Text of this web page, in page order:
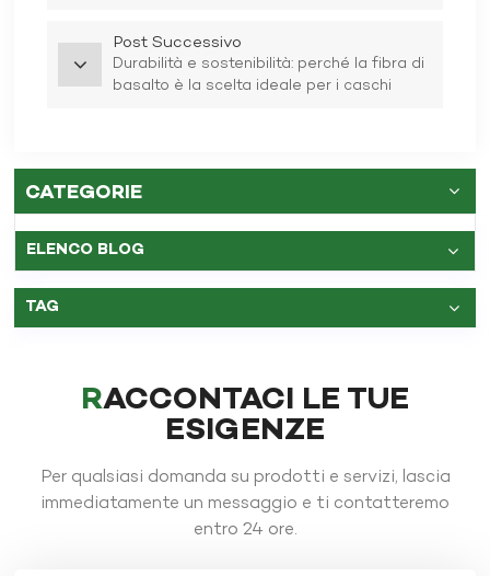
Post Successivo
Durabilità e sostenibilità: perché la fibra di
basalto è la scelta ideale per i caschi
CATEGORIE
ELENCO BLOG
TAG
RACCONTACI LE TUE
ESIGENZE
Per qualsiasi domanda su prodotti e servizi, lascia
immediatamente un messaggio e ti contatteremo
entro 24 ore.